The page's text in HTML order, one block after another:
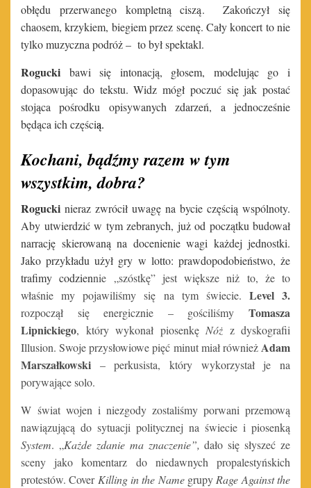
obłędu przerwanego kompletną ciszą. Zakończył się
chaosem, krzykiem, biegiem przez scenę. Cały koncert to nie
tylko muzyczna podróż – to był spektakl.
Rogucki bawi się intonacją, głosem, modelując go i
dopasowując do tekstu. Widz mógł poczuć się jak postać
stojąca pośrodku opisywanych zdarzeń, a jednocześnie
będąca ich częścią.
Kochani, bądźmy razem w tym
wszystkim, dobra?
Rogucki nieraz zwrócił uwagę na bycie częścią wspólnoty.
Aby utwierdzić w tym zebranych, już od początku budował
narrację skierowaną na docenienie wagi każdej jednostki.
Jako przykładu użył gry w lotto: prawdopodobieństwo, że
trafimy codziennie „szóstkę” jest większe niż to, że to
właśnie my pojawiliśmy się na tym świecie. Level 3.
rozpoczął się energicznie – gościliśmy Tomasza
Lipnickiego, który wykonał piosenkę Nóż z dyskografii
Illusion. Swoje przysłowiowe pięć minut miał równieżAdam
Marszałkowski – perkusista, który wykorzystał je na
porywające solo.
W świat wojen i niezgody zostaliśmy porwani przemową
nawiązującą do sytuacji politycznej na świecie i piosenką
System. „Każde zdanie ma znaczenie”,dało się słyszeć ze
sceny jako komentarz do niedawnych propalestyńskich
protestów. Cover Killing in the Name grupy Rage Against the